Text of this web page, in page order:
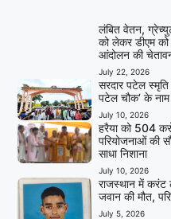
लंबित वेतन,
को लेकर डीएम को
आंदोलन की
July 22, 2026
सरदार पटेल स्मृति
पटेल चौक’ के
July 10, 2026
हरैया को 504
परियोजनाओं की
साधा निशाना
July 10, 2026
राजस्थान में करंट
जवान की मौत,
July 5, 2026